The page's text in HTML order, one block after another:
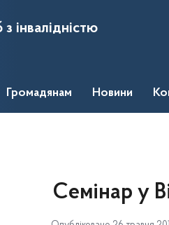
інвалідністю
Громадянам Новини
Семінар у